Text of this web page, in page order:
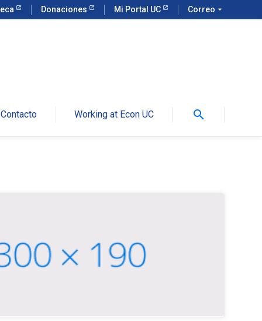
Donaciones Mi Portal UC Correo arrow_drop_down
Contacto Working at Econ UC search